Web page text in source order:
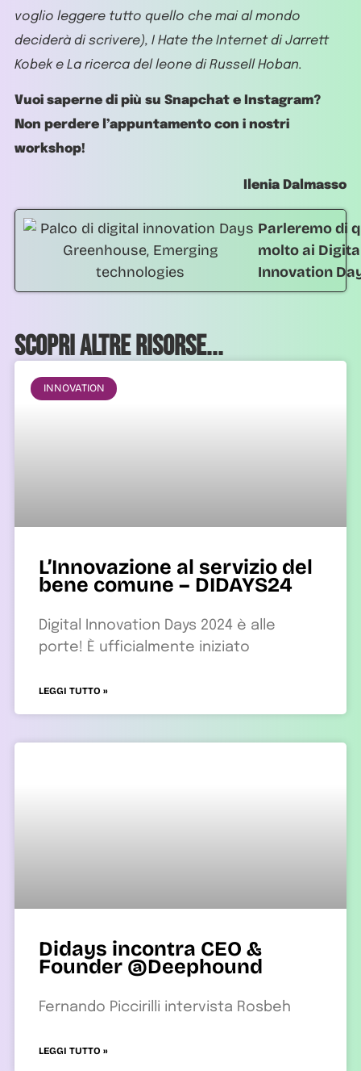
voglio leggere tutto quello che mai al mondo
deciderà di scrivere), I Hate the Internet di Jarrett
Kobek e La ricerca del leone di Russell Hoban.
Vuoi saperne di più su Snapchat e Instagram?
Non perdere l’appuntamento con i nostri
workshop!
Ilenia Dalmasso
Parleremo di
molto ai
Innovation
Scopri altre risorse...
INNOVATION
L’Innovazione al servizio del
bene comune – DIDAYS24
Digital Innovation Days 2024 è alle
porte! È ufficialmente iniziato
LEGGI TUTTO »
Didays incontra CEO &
Founder @Deephound
Fernando Piccirilli intervista Rosbeh
LEGGI TUTTO »